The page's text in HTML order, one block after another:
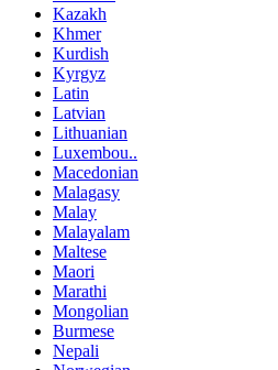
Kazakh
Khmer
Kurdish
Kyrgyz
Latin
Latvian
Lithuanian
Luxembou..
Macedonian
Malagasy
Malay
Malayalam
Maltese
Maori
Marathi
Mongolian
Burmese
Nepali